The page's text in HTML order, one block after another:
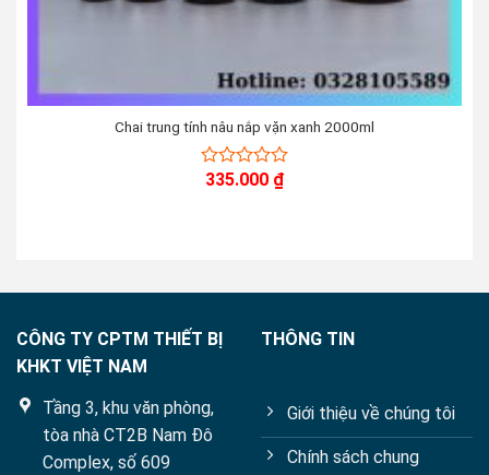
Chai trung tính nâu nắp vặn xanh 2000ml
0335.000 ₫
CÔNG TY CPTM THIẾT BỊ
KHKT VIỆT NAM
Tầng 3, khu văn phòng,
tòa nhà CT2B Nam Đô
Complex, số 609
THÔNG TIN
Giới thiệu về chúng tôi
Chính sách chung